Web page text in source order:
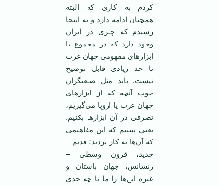
کردم به کاری که البته
همچنان ادامه دارد و به اینجا
رسیدم که چیزی در ایران
وجود دارد که در مجموع با
ابزارهای مفهومی جهان غرب
تا حد زیادی قابل توضیح
نیست. باید مثل صنعتگران
خوب آنچه که از ابزارهای
جهان غرب یا اروپا می‌گیریم،
تصرفی در آن ابزارها بکنیم.
یعنی ببینیم که این مفاهیمی
که آن‌ها به کار بردند؛ قدیم –
جدید، قرون وسطی –
رنسانس، جهان باستان و
غیره این‌ها را ما تا چه حدی